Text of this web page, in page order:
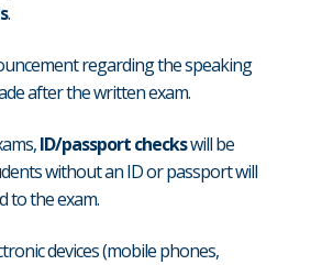
.
regarding the speaking
after the written exam.
ID/passport checkswill be
without an ID or passport will
to the exam.
devices (mobile phones,